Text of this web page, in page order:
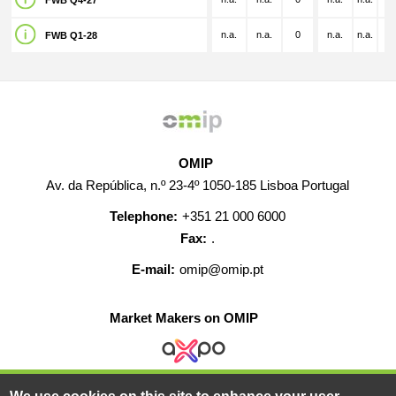
FWB Q1-28 n.a. n.a. 0 n.a. n.a.
OMIP
Av. da República, n.º 23-4º 1050-185 Lisboa Portugal
Telephone: +351 21 000 6000
Fax: .
E-mail: omip@omip.pt
Market Makers on OMIP